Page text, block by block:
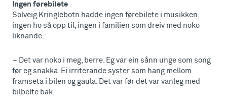
Ingen førebilete
Solveig Kringlebotn hadde ingen førebilete i musikken,
ingen ho så opp til, ingen i familien som dreiv med noko
liknande.
– Det var noko i meg, berre. Eg var ein sånn unge som song
før eg snakka. Ei irriterande syster som hang mellom
framseta i bilen og gaula. Det var før det var vanleg med
bilbelte bak.